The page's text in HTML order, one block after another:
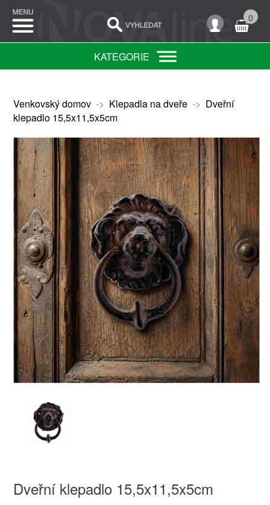
0
KATEGORIE
Venkovský domov-> Klepadla na dveře-> Dveřní
klepadlo 15,5x11,5x5cm
Dveřní klepadlo 15,5x11,5x5cm